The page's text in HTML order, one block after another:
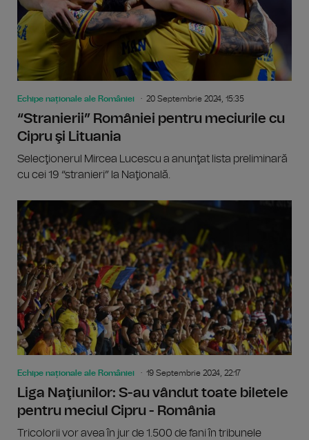
Echipe naționale ale României 20 Septembrie 2024, 15:35
“Stranierii” României pentru meciurile cu
Cipru şi Lituania
Selecţionerul Mircea Lucescu a anunţat lista preliminară
cu cei 19 “stranieri” la Naţională.
Echipe naționale ale României 19 Septembrie 2024, 22:17
Liga Naţiunilor: S-au vândut toate biletele
pentru meciul Cipru - România
Tricolorii vor avea în jur de 1.500 de fani în tribunele